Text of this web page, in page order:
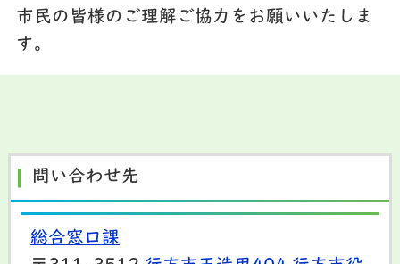
市民の皆様のご理解ご協力をお願いいたしま
す。
問い合わせ先
総合窓口課